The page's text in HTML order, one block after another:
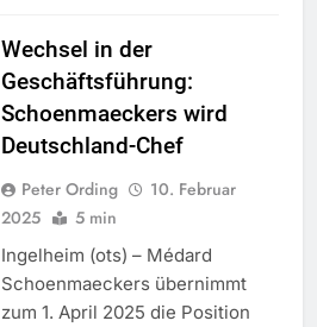
Wechsel in der
Geschäftsführung:
Schoenmaeckers wird
Deutschland-Chef
Peter Ording
10. Februar
2025
5 min
Ingelheim (ots) – Médard
Schoenmaeckers übernimmt
zum 1. April 2025 die Position